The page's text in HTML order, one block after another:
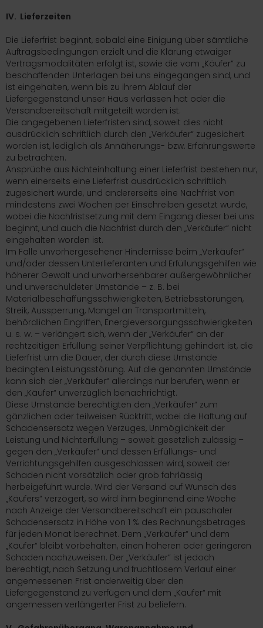
IV. Lieferzeiten
Die Lieferfrist beginnt, sobald eine Einigung über sämtliche
Auftragsbedingungen erzielt und die Klärung etwaiger
Vertragsmodalitäten erfolgt ist, sowie die vom „Käufer“ zu
beschaffenden Unterlagen bei uns eingegangen sind, und
ist eingehalten, wenn bis zu ihrem Ablauf der
Liefergegenstand unser Haus verlassen hat oder die
Versandbereitschaft mitgeteilt worden ist.
Die angegebenen Lieferfristen sind, soweit dies nicht
ausdrücklich schriftlich durch den „Verkäufer“ zugesichert
worden ist, lediglich als Annäherungs- bzw. Erfahrungswerte
zu betrachten.
Ansprüche aus Nichteinhaltung einer Lieferfrist bestehen nur,
wenn einerseits eine Lieferfrist ausdrücklich schriftlich
zugesichert wurde, und andererseits eine Nachfrist von
mindestens zwei Wochen per Einschreiben gesetzt wurde,
wobei die Nachfristsetzung mit dem Eingang dieser bei uns
beginnt, und auch die Nachfrist durch den „Verkäufer“ nicht
eingehalten worden ist.
Im Falle unvorhergesehener Hindernisse beim „Verkäufer“
und/oder dessen Unterlieferanten und Erfüllungsgehilfen wie
höherer Gewalt und unvorhersehbarer außergewöhnlicher
und unverschuldeter Umstände – z. B. bei
Materialbeschaffungsschwierigkeiten, Betriebsstörungen,
Streik, Aussperrung, Mangel an Transportmitteln,
behördlichen Eingriffen, Energieversorgungsschwierigkeiten
u. s. w. – verlängert sich, wenn der „Verkäufer“ an der
rechtzeitigen Erfüllung seiner Verpflichtung gehindert ist, die
Lieferfrist um die Dauer, der durch diese Umstände
bedingten Leistungsstörung. Auf die genannten Umstände
kann sich der „Verkäufer“ allerdings nur berufen, wenn er
den „Käufer“ unverzüglich benachrichtigt.
Diese Umstände berechtigten den „Verkäufer“ zum
gänzlichen oder teilweisen Rücktritt, wobei die Haftung auf
Schadensersatz wegen Verzuges, Unmöglichkeit der
Leistung und Nichterfüllung – soweit gesetzlich zulässig –
gegen den „Verkäufer“ und dessen Erfüllungs- und
Verrichtungsgehilfen ausgeschlossen wird, soweit der
Schaden nicht vorsätzlich oder grob fahrlässig
herbeigeführt wurde. Wird der Versand auf Wunsch des
„Käufers“ verzögert, so wird ihm beginnend eine Woche
nach Anzeige der Versandbereitschaft ein pauschaler
Schadensersatz in Höhe von 1 % des Rechnungsbetrages
für jeden Monat berechnet. Dem „Verkäufer“ und dem
„Käufer“ bleibt vorbehalten, einen höheren oder geringeren
Schaden nachzuweisen. Der „Verkäufer“ ist jedoch
berechtigt, nach Setzung und fruchtlosem Verlauf einer
angemessenen Frist anderweitig über den
Liefergegenstand zu verfügen und dem „Käufer“ mit
angemessen verlängerter Frist zu beliefern.